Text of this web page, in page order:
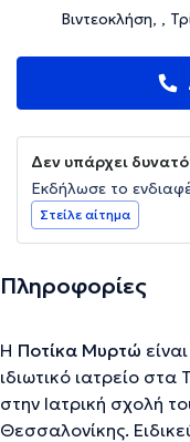
Βιντεοκλήση, ,
Δεν υπάρχει
Εκδήλωσε το
Στείλε αίτημα
Πληροφορίες
Η Ποτίκα Μυρτώ
ιδιωτικό ιατρείο
στην Ιατρική σχολή
Θεσσαλονίκης.